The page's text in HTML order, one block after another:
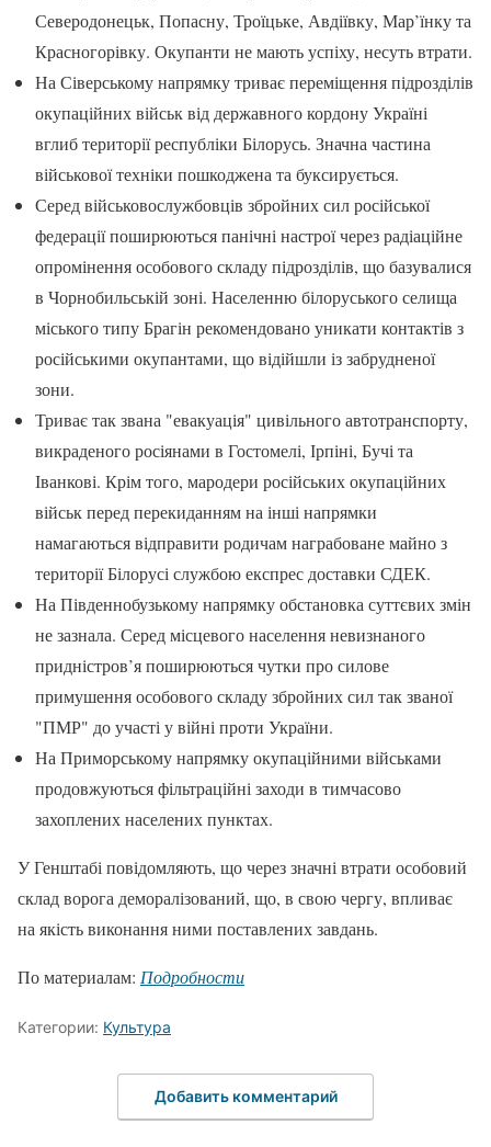
Северодонецьк, Попасну, Троїцьке, Авдіївку, Мар’їнку та
Красногорівку. Окупанти не мають успіху, несуть втрати.
На Сіверському напрямку триває переміщення підрозділів
окупаційних військ від державного кордону Україні
вглиб території республіки Білорусь. Значна частина
військової техніки пошкоджена та буксирується.
Серед військовослужбовців збройних сил російської
федерації поширюються панічні настрої через радіаційне
опромінення особового складу підрозділів, що базувалися
в Чорнобильській зоні. Населенню білоруського селища
міського типу Брагін рекомендовано уникати контактів з
російськими окупантами, що відійшли із забрудненої
зони.
Триває так звана "евакуація" цивільного автотранспорту,
викраденого росіянами в Гостомелі, Ірпіні, Бучі та
Іванкові. Крім того, мародери російських окупаційних
військ перед перекиданням на інші напрямки
намагаються відправити родичам награбоване майно з
території Білорусі службою експрес доставки СДЕК.
На Південнобузькому напрямку обстановка суттєвих змін
не зазнала. Серед місцевого населення невизнаного
придністров’я поширюються чутки про силове
примушення особового складу збройних сил так званої
"ПМР" до участі у війні проти України.
На Приморському напрямку окупаційними військами
продовжуються фільтраційні заходи в тимчасово
захоплених населених пунктах.
У Генштабі повідомляють, що через значні втрати особовий
склад ворога деморалізований, що, в свою чергу, впливає
на якість виконання ними поставлених завдань.
По материалам: Подробности
Категории: Культура
Добавить комментарий